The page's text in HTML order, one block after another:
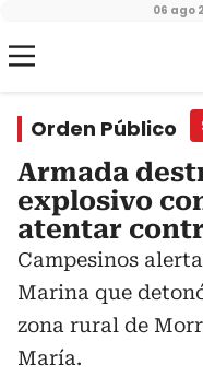
06 ago
Orden Público
Armada
explosivo
atentar
Campesinos
Marina que
zona rural de
María.